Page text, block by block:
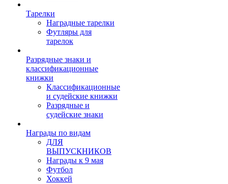
Тарелки
Наградные тарелки
Футляры для
тарелок
Разрядные знаки и
классификационные
книжки
Классификационные
и судейские книжки
Разрядные и
судейские знаки
Награды по видам
ДЛЯ
ВЫПУСКНИКОВ
Награды к 9 мая
Футбол
Хоккей